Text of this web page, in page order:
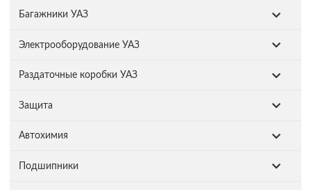
Багажники УАЗ
Электрооборудование УАЗ
Раздаточные коробки УАЗ
Защита
Автохимия
Подшипники